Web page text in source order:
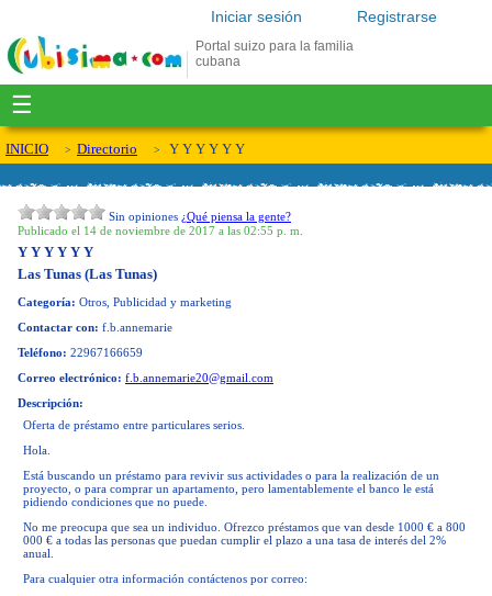
Registrarse
Iniciar sesión
Portal suizo para la familia
cubana
☰
INICIO Directorio Y Y Y Y Y Y
Sin opiniones ¿Qué piensa la gente?
Publicado el 14 de noviembre de 2017 a las 02:55 p. m.
Y Y Y Y Y Y
Las Tunas (Las Tunas)
Categoría: Otros, Publicidad y marketing
Contactar con: f.b.annemarie
Teléfono: 22967166659
Correo electrónico: f.b.annemarie20@gmail.com
Descripción:
Oferta de préstamo entre particulares serios.
Hola.
Está buscando un préstamo para revivir sus actividades o para la realización de un
proyecto, o para comprar un apartamento, pero lamentablemente el banco le está
pidiendo condiciones que no puede.
No me preocupa que sea un individuo. Ofrezco préstamos que van desde 1000 € a 800
000 € a todas las personas que puedan cumplir el plazo a una tasa de interés del 2%
anual.
Para cualquier otra información contáctenos por correo: